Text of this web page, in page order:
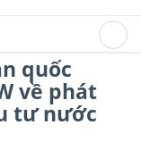
quốc
về phát
tư nước